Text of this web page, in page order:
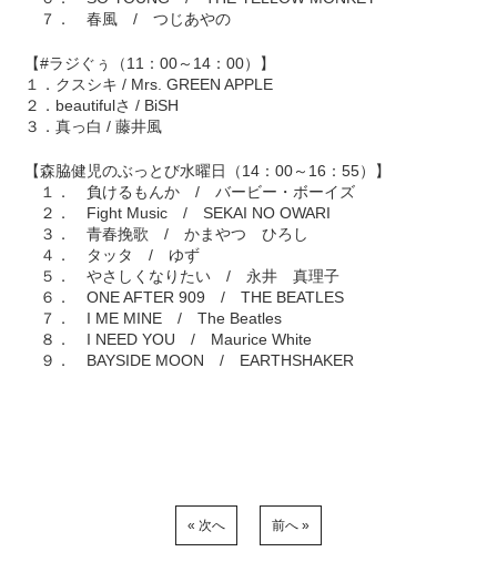
７． 春風 / つじあやの
【#ラジぐぅ（11：00～14：00）】
１．クスシキ / Mrs. GREEN APPLE
２．beautifulさ / BiSH
３．真っ白 / 藤井風
【森脇健児のぶっとび水曜日（14：00～16：55）】
１． 負けるもんか / バービー・ボーイズ
２． Fight Music / SEKAI NO OWARI
３． 青春挽歌 / かまやつ ひろし
４． タッタ / ゆず
５． やさしくなりたい / 永井 真理子
６． ONE AFTER 909 / THE BEATLES
７． I ME MINE / The Beatles
８． I NEED YOU / Maurice White
９． BAYSIDE MOON / EARTHSHAKER
« 次へ 前へ »